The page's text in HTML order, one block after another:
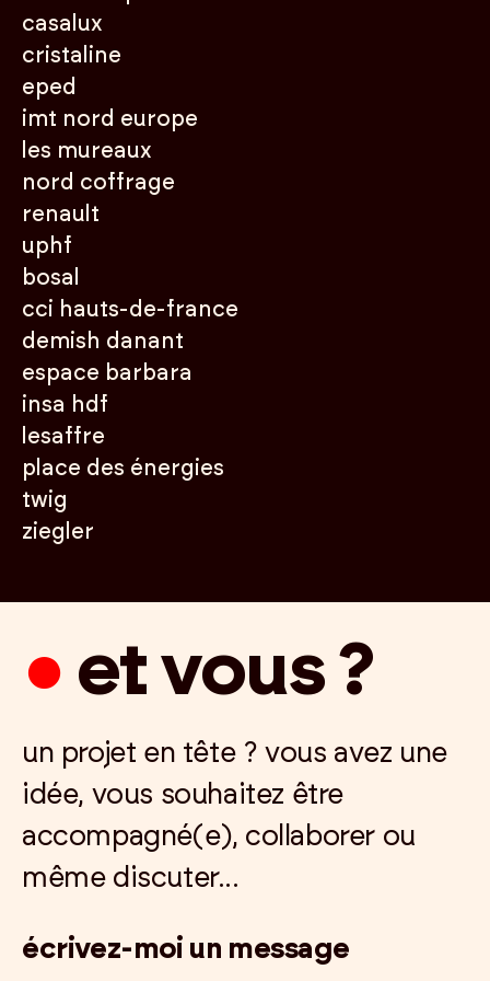
casalux
cristaline
eped
imt nord europe
les mureaux
nord coffrage
renault
uphf
bosal
cci hauts-de-france
demish danant
espace barbara
insa hdf
lesaffre
place des énergies
twig
ziegler
● et vous ?
un projet en tête ? vous avez une
idée, vous souhaitez être
accompagné(e), collaborer ou
même discuter...
écrivez-moi un message